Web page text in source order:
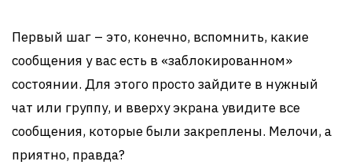
Первый шаг – это, конечно, вспомнить, какие
сообщения у вас есть в «заблокированном»
состоянии. Для этого просто зайдите в нужный
чат или группу, и вверху экрана увидите все
сообщения, которые были закреплены. Мелочи, а
приятно, правда?